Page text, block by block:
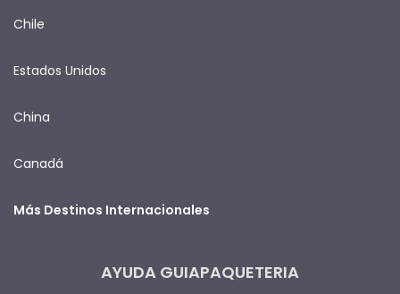
Chile
Estados Unidos
China
Canadá
Más Destinos Internacionales
AYUDA GUIAPAQUETERIA